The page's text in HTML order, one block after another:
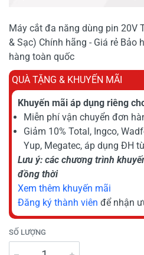
Máy cắt đa năng dùng pin 20V
& Sạc) Chính hãng - Giá rẻ Bảo
hàng toàn quốc
QUÀ TẶNG & KHUYẾN MÃI
Khuyến mãi áp dụng riêng
Miễn phí vận chuyển đơn
Giảm 10% Total, Ingco,
Yup, Megatec, áp dụng ĐH
Lưu ý: các chương trình
đồng thời
Xem thêm khuyến mãi
Đăng ký thành viên để nhận
SỐ LƯỢNG